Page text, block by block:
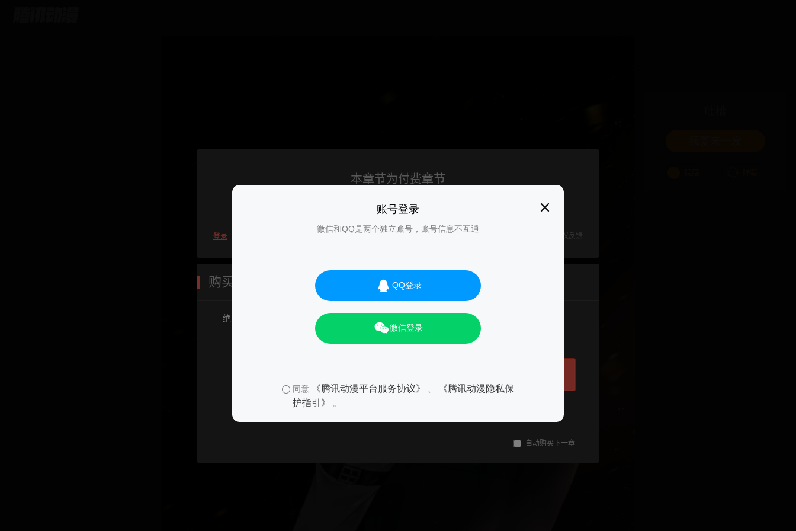
账号登录
微信和QQ是两个独立账号，账号信息不互通
QQ登录
微信登录
同意 《腾讯动漫平台服务协议》
《腾讯动漫隐私保
护指引》
。